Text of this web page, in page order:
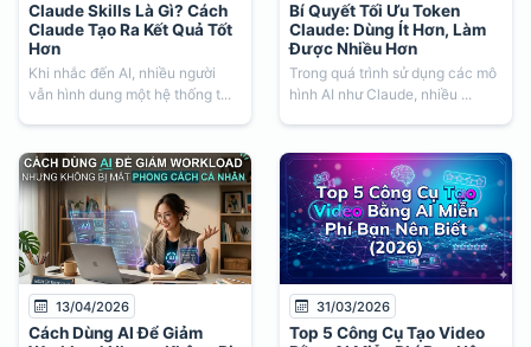
Claude Skills Là Gì? Cách
Claude Tạo Ra Kết Quả Tốt
Hơn
Khi nhắc đến AI, nhiều người
vẫn hình dung một hệ thống t...
Bí Quyết Tối Ưu Token
Claude: Dùng Ít Hơn, Làm
Được Nhiều Hơn
Trong quá trình sử dụng các mô
hình AI như Claude, nhiều ...
13/04/2026
Cách Dùng AI Để Giảm
31/03/2026
Top 5 Công Cụ Tạo Video